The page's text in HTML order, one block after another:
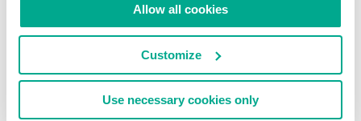
Allow all cookies
Customize
Use necessary cookies only